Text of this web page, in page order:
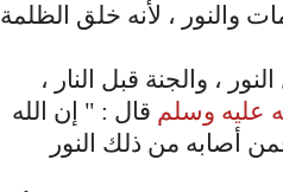
والنور ، لأنه خلق الظلمة
، والجنة قبل النار ،
عليه وسلم قال : " إن الله
أصابه من ذلك النور